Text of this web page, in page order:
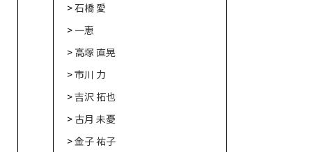
石橋 愛
一恵
高塚 直晃
市川 力
吉沢 拓也
古月 未憂
金子 祐子